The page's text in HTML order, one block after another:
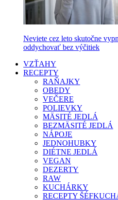
Neviete cez leto skutočne
oddychovať bez výčitiek
VZŤAHY
RECEPTY
RAŇAJKY
OBEDY
VEČERE
POLIEVKY
MÄSITÉ JEDLÁ
BEZMÄSITÉ JEDLÁ
NÁPOJE
JEDNOHUBKY
DIÉTNE JEDLÁ
VEGAN
DEZERTY
RAW
KUCHÁRKY
RECEPTY